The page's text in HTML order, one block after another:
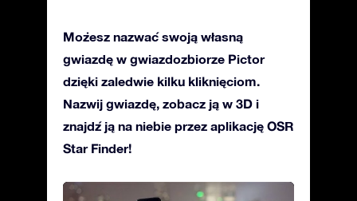
Możesz nazwać swoją własną
gwiazdę w gwiazdozbiorze Pictor
dzięki zaledwie kilku kliknięciom.
Nazwij gwiazdę, zobacz ją w 3D i
znajdź ją na niebie przez aplikację OSR
Star Finder!